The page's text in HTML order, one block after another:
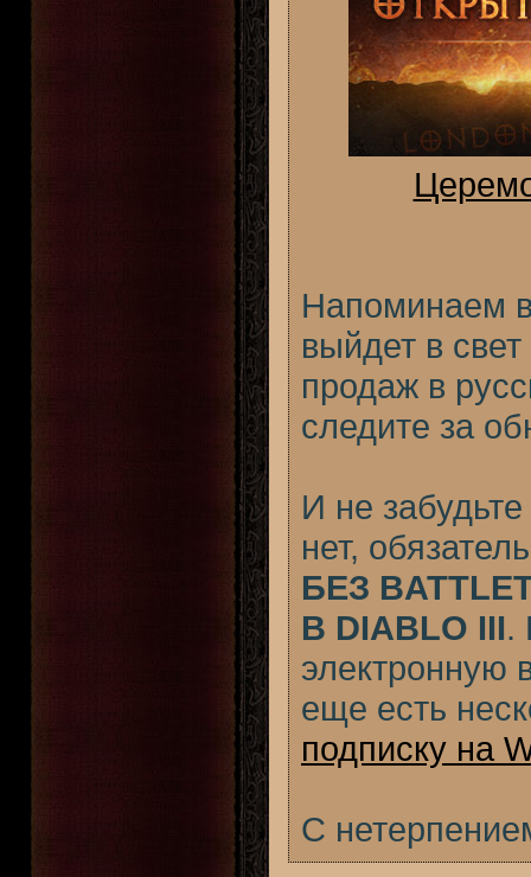
Напоминаем
выйдет в
продаж в
следите за
И не забудьте
нет,
БЕЗ
В DIABLO III.
электронную
еще есть
подписку на
С